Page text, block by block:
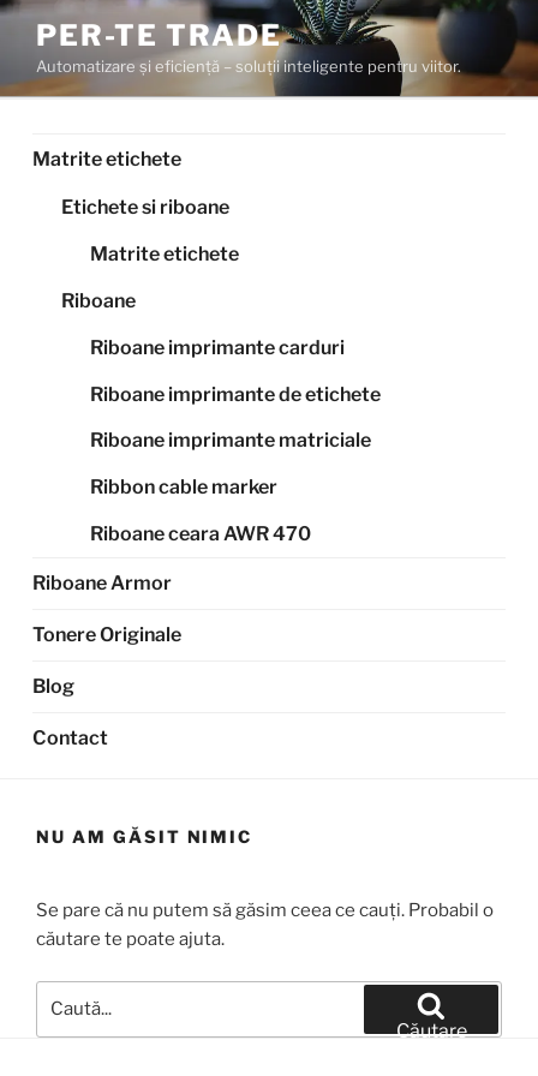
Sari
conținut
PER-TE TRADE
Automatizare și eficiență – soluții inteligente pentru viitor.
Matrite etichete
Etichete si riboane
Matrite etichete
Riboane
Riboane imprimante carduri
Riboane imprimante de etichete
Riboane imprimante matriciale
Ribbon cable marker
Riboane ceara AWR 470
Riboane Armor
Tonere Originale
Blog
Contact
NU AM GĂSIT NIMIC
Se pare că nu putem să găsim ceea ce cauți. Probabil o
căutare te poate ajuta.
după:
Căutare